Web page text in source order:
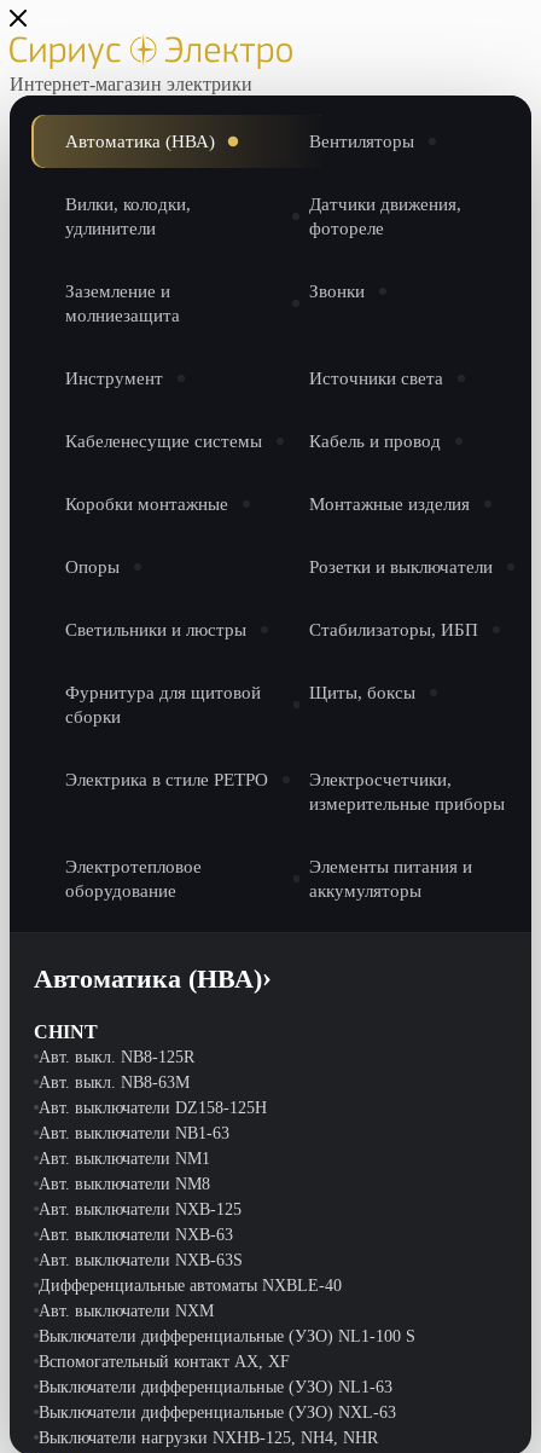
Интернет-магазин электрики
Автоматика (НВА) Вентиляторы
Вилки, колодки,
удлинители
Датчики движения,
фотореле
Заземление и
молниезащита
Звонки
Инструмент Источники света
Кабеленесущие системы Кабель и провод
Коробки монтажные Монтажные изделия
Опоры Розетки и выключатели
Светильники и люстры Стабилизаторы, ИБП
Фурнитура для щитовой
сборки
Щиты, боксы
Электрика в стиле РЕТРО
Электросчетчики,
измерительные приборы
Электротепловое
оборудование
Элементы питания и
аккумуляторы
Автоматика (НВА)
CHINT
Авт. выкл. NB8-125R
Авт. выкл. NB8-63M
Авт. выключатели DZ158-125H
Авт. выключатели NB1-63
Авт. выключатели NM1
Авт. выключатели NM8
Авт. выключатели NXB-125
Авт. выключатели NXB-63
Авт. выключатели NXB-63S
Дифференциальные автоматы NXBLE-40
Авт. выключатели NXM
Выключатели дифференциальные (УЗО) NL1-100 S
Вспомогательный контакт АХ, XF
Выключатели дифференциальные (УЗО) NL1-63
Выключатели дифференциальные (УЗО) NXL-63
Выключатели нагрузки NXHB-125, NH4, NHR